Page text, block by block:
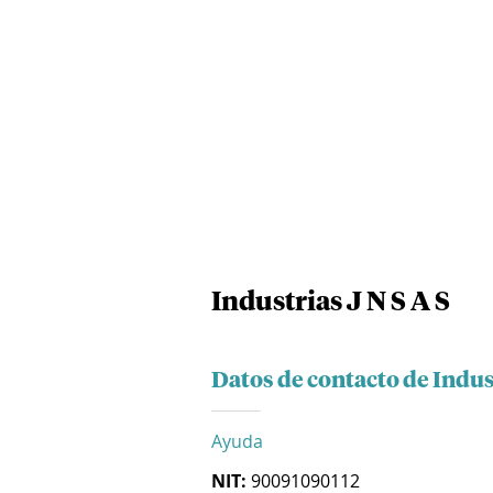
Industrias J N S A S
Datos de contacto de
Ayuda
NIT: 90091090112